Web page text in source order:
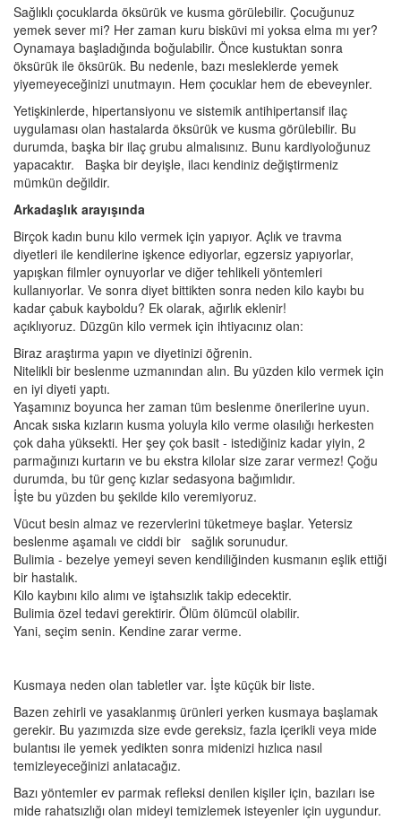
Sağlıklı çocuklarda öksürük ve kusma görülebilir. Çocuğunuz
yemek sever mi? Her zaman kuru bisküvi mi yoksa elma mı yer?
Oynamaya başladığında boğulabilir. Önce kustuktan sonra
öksürük ile öksürük. Bu nedenle, bazı mesleklerde yemek
yiyemeyeceğinizi unutmayın. Hem çocuklar hem de ebeveynler.
Yetişkinlerde, hipertansiyonu ve sistemik antihipertansif ilaç
uygulaması olan hastalarda öksürük ve kusma görülebilir. Bu
durumda, başka bir ilaç grubu almalısınız. Bunu kardiyoloğunuz
yapacaktır. Başka bir deyişle, ilacı kendiniz değiştirmeniz
mümkün değildir.
Arkadaşlık arayışında
Birçok kadın bunu kilo vermek için yapıyor. Açlık ve travma
diyetleri ile kendilerine işkence ediyorlar, egzersiz yapıyorlar,
yapışkan filmler oynuyorlar ve diğer tehlikeli yöntemleri
kullanıyorlar. Ve sonra diyet bittikten sonra neden kilo kaybı bu
kadar çabuk kayboldu? Ek olarak, ağırlık eklenir!
açıklıyoruz. Düzgün kilo vermek için ihtiyacınız olan:
Biraz araştırma yapın ve diyetinizi öğrenin.
Nitelikli bir beslenme uzmanından alın. Bu yüzden kilo vermek için
en iyi diyeti yaptı.
Yaşamınız boyunca her zaman tüm beslenme önerilerine uyun.
Ancak sıska kızların kusma yoluyla kilo verme olasılığı herkesten
çok daha yüksekti. Her şey çok basit - istediğiniz kadar yiyin, 2
parmağınızı kurtarın ve bu ekstra kilolar size zarar vermez! Çoğu
durumda, bu tür genç kızlar sedasyona bağımlıdır.
İşte bu yüzden bu şekilde kilo veremiyoruz.
Vücut besin almaz ve rezervlerini tüketmeye başlar. Yetersiz
beslenme aşamalı ve ciddi bir sağlık sorunudur.
Bulimia - bezelye yemeyi seven kendiliğinden kusmanın eşlik ettiği
bir hastalık.
Kilo kaybını kilo alımı ve iştahsızlık takip edecektir.
Bulimia özel tedavi gerektirir. Ölüm ölümcül olabilir.
Yani, seçim senin. Kendine zarar verme.
Kusmaya neden olan tabletler var. İşte küçük bir liste.
Bazen zehirli ve yasaklanmış ürünleri yerken kusmaya başlamak
gerekir. Bu yazımızda size evde gereksiz, fazla içerikli veya mide
bulantısı ile yemek yedikten sonra midenizi hızlıca nasıl
temizleyeceğinizi anlatacağız.
Bazı yöntemler ev parmak refleksi denilen kişiler için, bazıları ise
mide rahatsızlığı olan mideyi temizlemek isteyenler için uygundur.